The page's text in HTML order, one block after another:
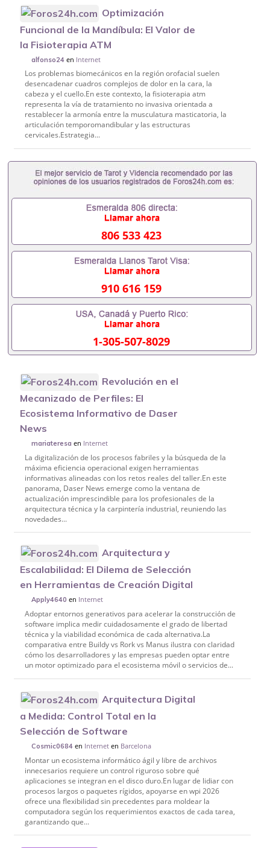
Optimización
Funcional de la Mandíbula: El Valor de
la Fisioterapia ATM
alfonso24 en Internet
Los problemas biomecánicos en la región orofacial suelen
desencadenar cuadros complejos de dolor en la cara, la
cabeza y el cuello.En este contexto, la fisioterapia atm
representa la vía de tratamiento no invasiva orientada a
restablecer la armonía entre la musculatura masticatoria, la
articulación temporomandibular y las estructuras
cervicales.Estrategia...
806 533 423
910 616 159
1-305-507-8029
Revolución en el
Mecanizado de Perfiles: El
Ecosistema Informativo de Daser
News
mariateresa en Internet
La digitalización de los procesos fabriles y la búsqueda de la
máxima eficiencia operacional exigen herramientas
informativas alineadas con los retos reales del taller.En este
panorama, Daser News emerge como la ventana de
actualización imprescindible para los profesionales de la
arquitectura técnica y la carpintería industrial, reuniendo las
novedades...
Arquitectura y
Escalabilidad: El Dilema de Selección
en Herramientas de Creación Digital
Apply4640 en Internet
Adoptar entornos generativos para acelerar la construcción de
software implica medir cuidadosamente el grado de libertad
técnica y la viabilidad económica de cada alternativa.La
comparativa entre Buildy vs Rork vs Manus ilustra con claridad
cómo los desarrolladores y las empresas pueden optar entre
un motor optimizado para el ecosistema móvil o servicios de...
Arquitectura Digital
a Medida: Control Total en la
Selección de Software
Cosmic0684 en Internet en Barcelona
Montar un ecosistema informático ágil y libre de archivos
innecesarios requiere un control riguroso sobre qué
aplicaciones se integran en el disco duro.En lugar de lidiar con
procesos largos o paquetes rígidos, apoyarse en wpi 2026
ofrece una flexibilidad sin precedentes para moldear la
computadora según los requerimientos exactos de cada tarea,
garantizando que...